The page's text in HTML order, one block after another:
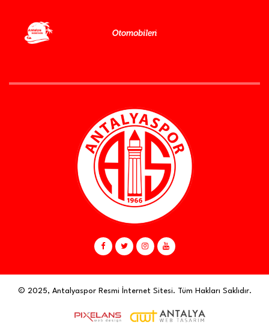
© 2025, Antalyaspor Resmi İnternet Sitesi. Tüm Hakları Saklıdır.